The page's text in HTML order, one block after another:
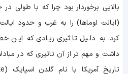
کرد. به دلیل تاثیری زیادی که
داشت و مهم تر از آن تاثیری که در